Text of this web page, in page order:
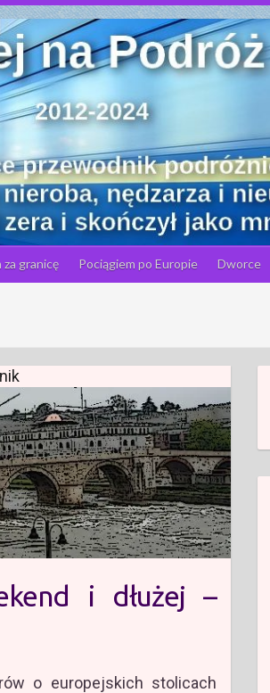
za granicę Pociągiem po Europie Dworce
i dłużej –
o europejskich stolicach